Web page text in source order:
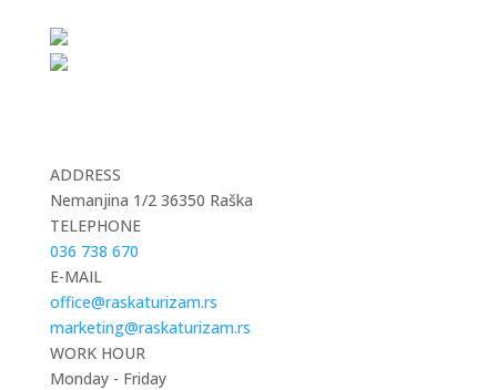
ADDRESS
Nemanjina 1/2 36350 Raška
TELEPHONE
036 738 670
E-MAIL
office@raskaturizam.rs
marketing@raskaturizam.rs
WORK HOUR
Monday - Friday